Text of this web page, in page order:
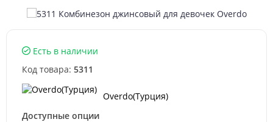
Есть в наличии
Код товара: 5311
Overdo(Турция)
Доступные опции